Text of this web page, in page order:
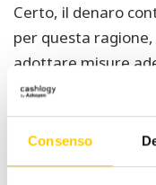
Consenso
Certo, il denaro
per questa
adottare misure
igiene, in
somministrazione
Un sistema di
pagamenti in